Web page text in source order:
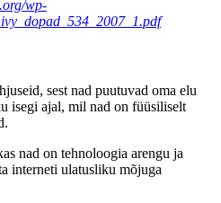
wp-
sest nad puutuvad oma elu
isegi ajal, mil nad on füüsiliselt
nad on tehnoloogia arengu ja
interneti ulatusliku mõjuga